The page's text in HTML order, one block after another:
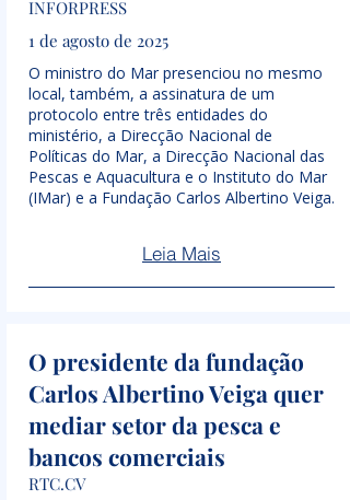
INFORPRESS
1 de agosto de 2025
O ministro do Mar presenciou no mesmo
local, também, a assinatura de um
protocolo entre três entidades do
ministério, a Direcção Nacional de
Políticas do Mar, a Direcção Nacional das
Pescas e Aquacultura e o Instituto do Mar
(IMar) e a Fundação Carlos Albertino Veiga.
Leia Mais
O presidente da fundação
Carlos Albertino Veiga quer
mediar setor da pesca e
bancos comerciais
RTC.CV